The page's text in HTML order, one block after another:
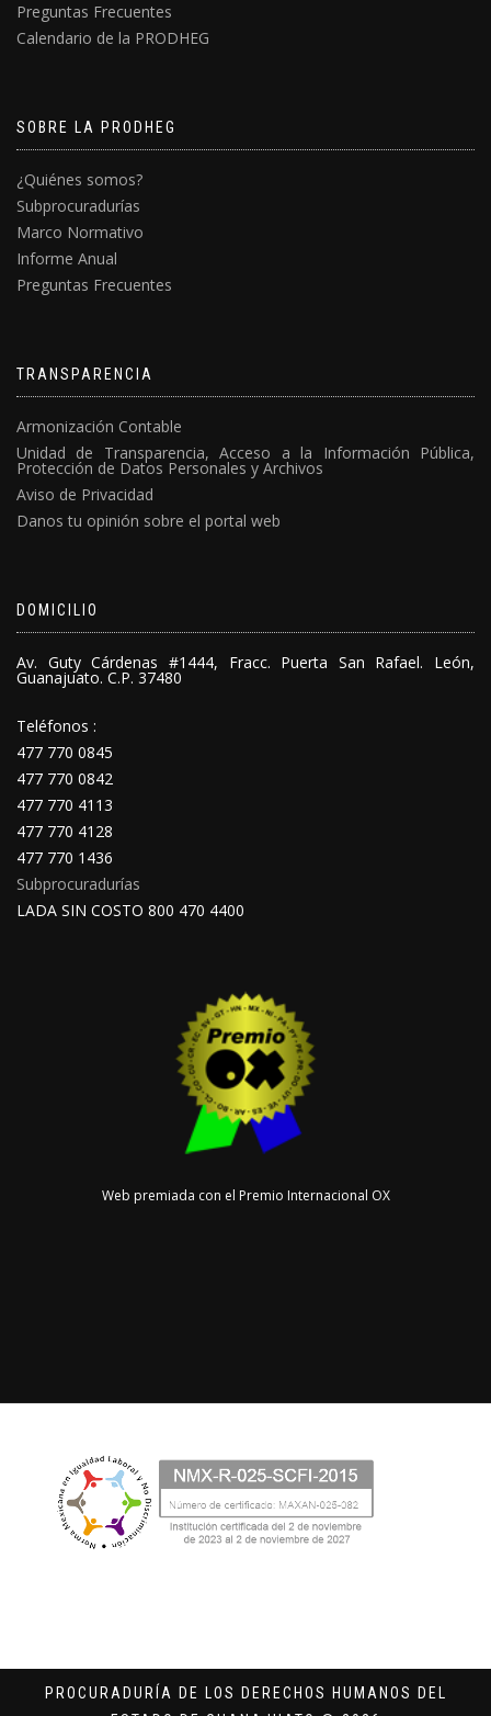
Preguntas Frecuentes
Calendario de la PRODHEG
SOBRE LA PRODHEG
¿Quiénes somos?
Subprocuradurías
Marco Normativo
Informe Anual
Preguntas Frecuentes
TRANSPARENCIA
Armonización Contable
Unidad de Transparencia, Acceso a la Información Pública,
Protección de Datos Personales y Archivos
Aviso de Privacidad
Danos tu opinión sobre el portal web
DOMICILIO
Av. Guty Cárdenas #1444, Fracc. Puerta San Rafael. León,
Guanajuato. C.P. 37480
Teléfonos :
477 770 0845
477 770 0842
477 770 4113
477 770 4128
477 770 1436
Subprocuradurías
LADA SIN COSTO 800 470 4400
Web premiada con el Premio Internacional OX
PROCURADURÍA DE LOS DERECHOS HUMANOS DEL